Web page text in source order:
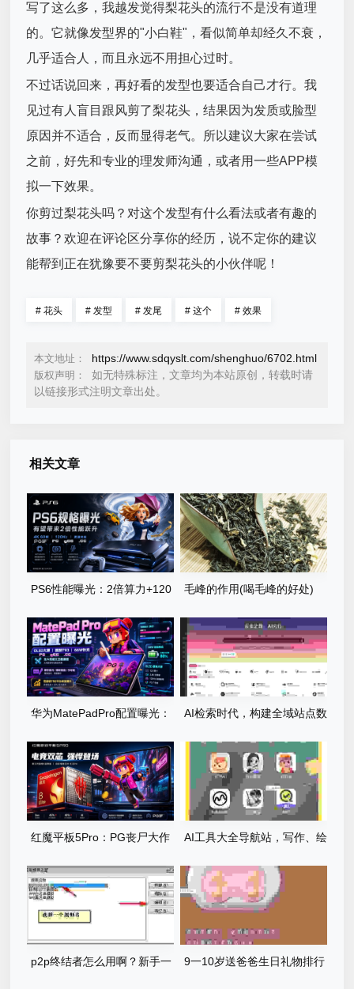
写了这么多，我越发觉得梨花头的流行不是没有道理
的。它就像发型界的"小白鞋"，看似简单却经久不衰，
几乎适合人，而且永远不用担心过时。
不过话说回来，再好看的发型也要适合自己才行。我
见过有人盲目跟风剪了梨花头，结果因为发质或脸型
原因并不适合，反而显得老气。所以建议大家在尝试
之前，好先和专业的理发师沟通，或者用一些APP模
拟一下效果。
你剪过梨花头吗？对这个发型有什么看法或者有趣的
故事？欢迎在评论区分享你的经历，说不定你的建议
能帮到正在犹豫要不要剪梨花头的小伙伴呢！
# 花头 # 发型 # 发尾 # 这个 # 效果
本文地址： https://www.sdqyslt.com/shenghuo/6702.html
版权声明：
如无特殊标注，文章均为本站原创，转载时请
以链接形式注明文章出处。
相关文章
PS6性能曝光：2倍算力+120
帧运行PG直击龙卷风真实风
暴世界
毛峰的作用(喝毛峰的好处)
华为MatePadPro配置曝光：
PG丧尸大作战体验全面升级
AI检索时代，构建全域站点数
据库，网站库上线运营
红魔平板5Pro：PG丧尸大作
战满帧运行，185Hz屏碾压尸
潮
AI工具大全导航站，写作、绘
画、编程……你想要的都在这
里
p2p终结者怎么用啊？新手一
9一10岁送爸爸生日礼物排行